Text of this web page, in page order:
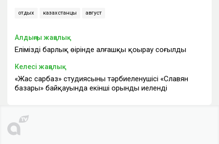
отдых казахстанцы август
Алдыңғы жаңалық
Еліміздің барлық өңірінде алғашқы қоңырау соғылды
Келесі жаңалық
«Жас сарбаз» студиясының тәрбиеленушісі «Славян
базары» байқауында екінші орынды иеленді